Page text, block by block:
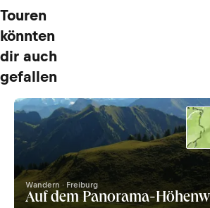
Touren
könnten
dir auch
gefallen
Wandern · Freiburg
Auf dem Panorama-